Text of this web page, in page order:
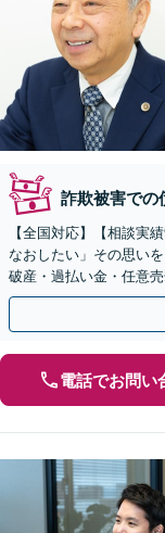
詐欺被害での
【全国対応】【相談実
なおしたい」その思い
破産・過払い金・任意
【初回相談無料】【全
電話でお問い